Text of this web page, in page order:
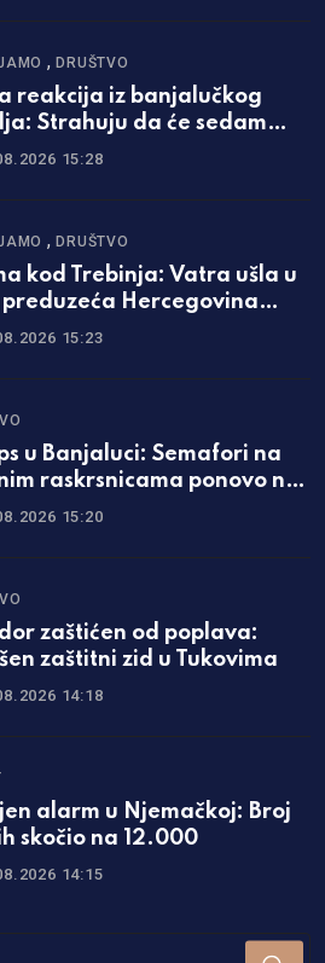
,DRUŠTVO
reakcija iz banjalučkog
Strahuju da će sedam
postati nova praksa
15:28
,DRUŠTVO
kod Trebinja: Vatra ušla u
preduzeća Hercegovina
15:23
u Banjaluci: Semafori na
raskrsnicama ponovo ne
15:20
zaštićen od poplava:
zaštitni zid u Tukovima
14:18
alarm u Njemačkoj: Broj
skočio na 12.000
14:15